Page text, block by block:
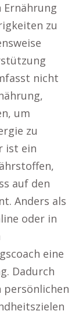
Ernährung
zu
nicht
um
zu
ist ein
auf den
Anders als
oder in
eine
Dadurch
persönlichen